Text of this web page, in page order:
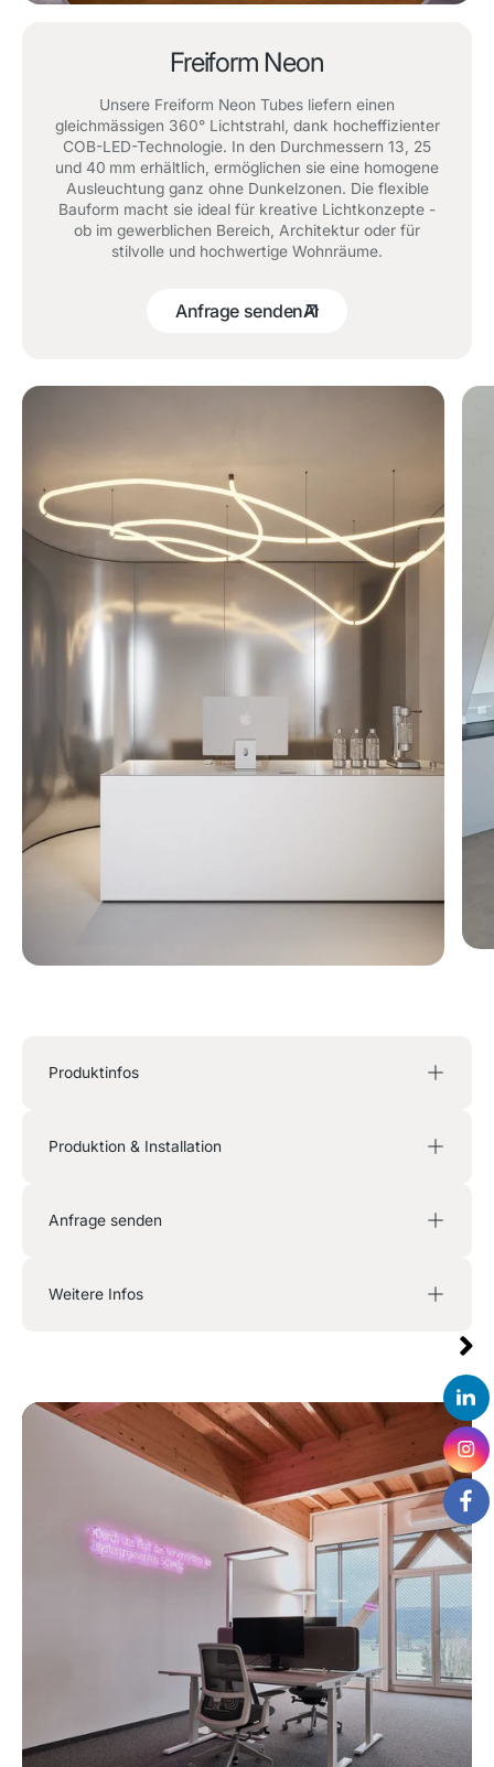
Freiform Neon
Unsere Freiform Neon Tubes liefern einen
gleichmässigen 360° Lichtstrahl, dank hocheffizienter
COB-LED-Technologie. In den Durchmessern 13, 25
und 40 mm erhältlich, ermöglichen sie eine homogene
Ausleuchtung ganz ohne Dunkelzonen. Die flexible
Bauform macht sie ideal für kreative Lichtkonzepte -
ob im gewerblichen Bereich, Architektur oder für
stilvolle und hochwertige Wohnräume.
Anfrage senden
Produktinfos
Produktion & Installation
Anfrage senden
Weitere Infos